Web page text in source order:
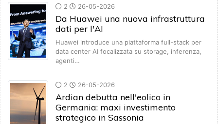
2 26-05-2026
Da Huawei una nuova infrastruttura
dati per l'AI
Huawei introduce una piattaforma full-stack per
data center AI focalizzata su storage, inferenza,
agenti…
2 26-05-2026
Ardian debutta nell'eolico in
Germania: maxi investimento
strategico in Sassonia